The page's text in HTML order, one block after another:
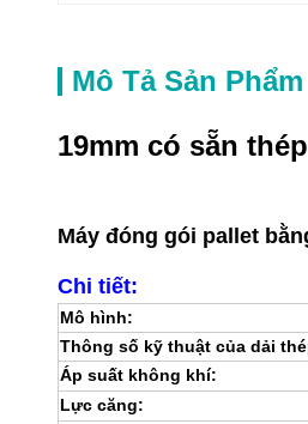
Mô Tả Sản Phẩm
19mm có sẵn
Máy đóng gói pallet
Chi tiết:
Mô hình:
Thông số kỹ thuật của dải
Áp suất không khí:
Lực căng: